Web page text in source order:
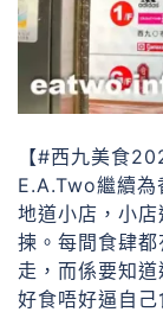
【#西九美食
E.A.Two繼續為
地道小店，小
揀。每間食肆
走，而係要知
好食唔好逼自